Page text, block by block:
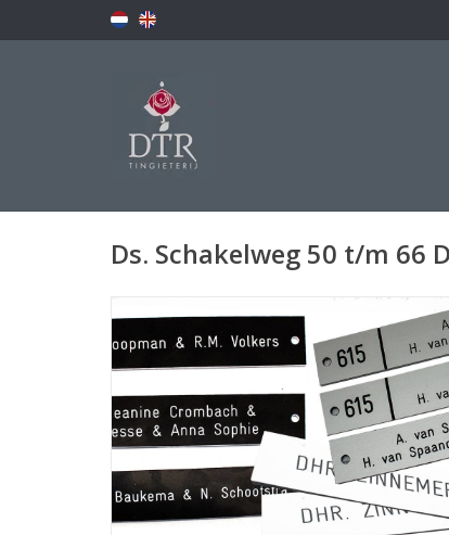
Ds. Schakelweg 50 t/m 66